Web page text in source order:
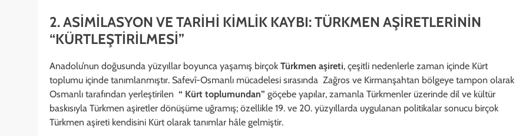
2. ASİMİLASYON VE TARİHİ KİMLİK KAYBI: TÜRKMEN AŞİRETLERİNİN
“KÜRTLEŞTİRİLMESİ”
Anadolu’nun doğusunda yüzyıllar boyunca yaşamış birçok Türkmen aşireti, çeşitli nedenlerle zaman içinde Kürt
toplumu içinde tanımlanmıştır. Safevî-Osmanlı mücadelesi sırasında Zağros ve Kirmanşahtan bölgeye tampon olarak
Osmanlı tarafından yerleştirilen “ Kürt toplumundan” göçebe yapılar, zamanla Türkmenler üzerinde dil ve kültür
baskısıyla Türkmen aşiretler dönüşüme uğramış; özellikle 19. ve 20. yüzyıllarda uygulanan politikalar sonucu birçok
Türkmen aşireti kendisini Kürt olarak tanımlar hâle gelmiştir.